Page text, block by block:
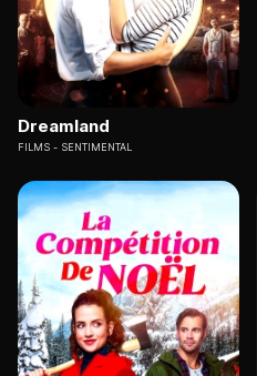
Dreamland
FILMS SENTIMENTAL